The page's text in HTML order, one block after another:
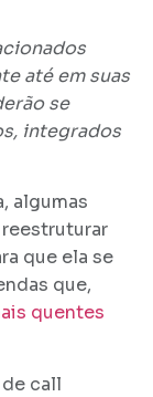
até em suas
se
integrados
algumas
que ela se
que,
quentes
call